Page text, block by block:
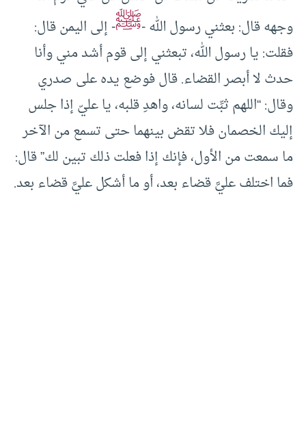
وجهه قال: بعثني رسول الله -ﷺ- إلى اليمن قال:
فقلت: يا رسول الله، تبعثني إلى قوم أشد مني وأنا
حدث لا أبصر القضاء. قال فوضع يده على صدري
وقال: “اللهم ثبِّت لسانه، واهدِ قلبه، يا عليّ إذا جلس
إليك الخصمان فلا تقض بينهما حتى تسمع من الآخر
ما سمعت من الأول، فإنك إذا فعلت ذلك تبين لك” قال:
فما اختلف عليَّ قضاء بعد، أو ما أشكل عليَّ قضاء بعد.